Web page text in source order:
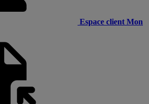
Espace client Mon